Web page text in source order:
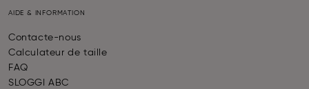
AIDE & INFORMATION
Contacte-nous
Calculateur de taille
FAQ
SLOGGI ABC